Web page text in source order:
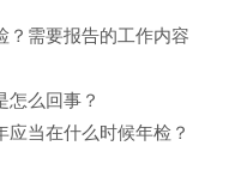
？需要报告的工作内容
怎么回事？
当在什么时候年检？